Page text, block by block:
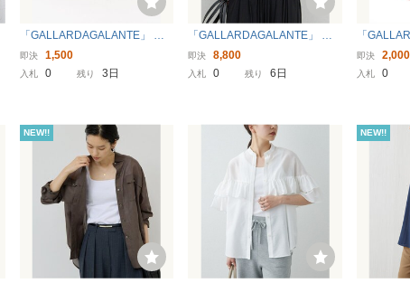
「GALLARDAGALANTE」 シ
ューズ 38 ブラウン レディース
即決 1,500
入札 0 残り 3日
「GALLARDAGALANTE」 「la
nature linge」半袖カットソー
FREE ブラック レディース
即決 8,800
入札 0 残り 6日
「
袖ブラウ
ディース
即決 2,000
入札 0
NEW!! NEW!!